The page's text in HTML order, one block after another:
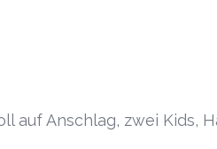
auf Anschlag, zwei Kids,